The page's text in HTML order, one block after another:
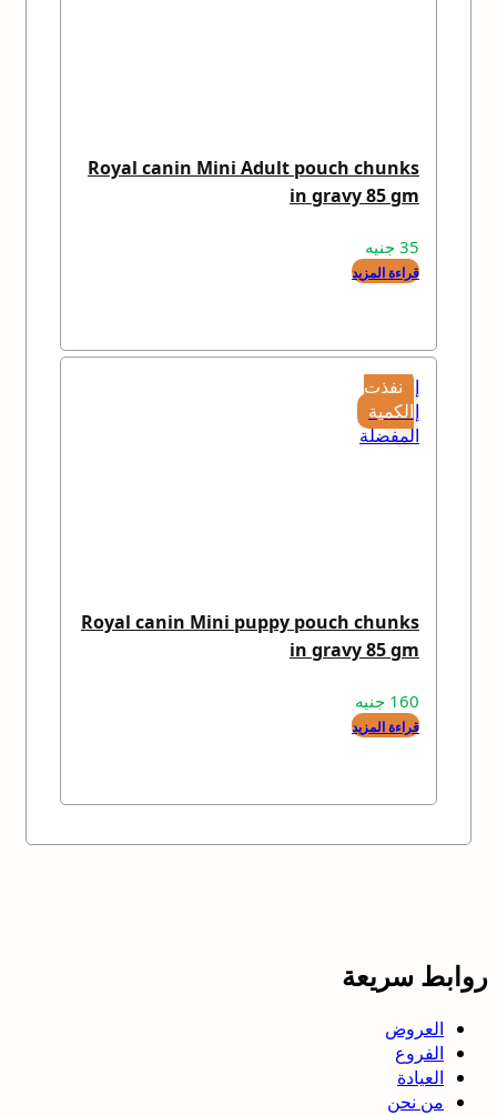
Royal canin Mini Adult pouch chunks
in gravy 85 gm
35 جنيه
قراءة المزيد
نفذت
الكمية
إضافة
إلى
المفضلة
Royal canin Mini puppy pouch chunks
in gravy 85 gm
160 جنيه
قراءة المزيد
روابط سريعة
العروض
الفروع
العيادة
من نحن